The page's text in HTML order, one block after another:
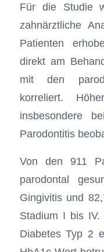
Für die Studie
zahnärztliche
Patienten
direkt am
mit den
korreliert.
insbesondere
Parodontitis
Von den 911
parodontal
Gingivitis und
Stadium I bis
Diabetes Typ 2